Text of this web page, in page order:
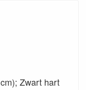
Zwart hart